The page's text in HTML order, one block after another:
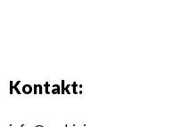
Kontakt: